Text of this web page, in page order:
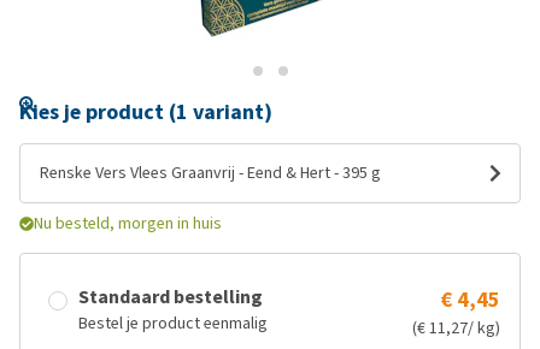
Kies je product (1 variant)
Renske Vers Vlees Graanvrij - Eend & Hert - 395 g
Nu besteld, morgen in huis
Standaard bestelling
Bestel je product eenmalig
€ 4,45
(€ 11,27/ kg)